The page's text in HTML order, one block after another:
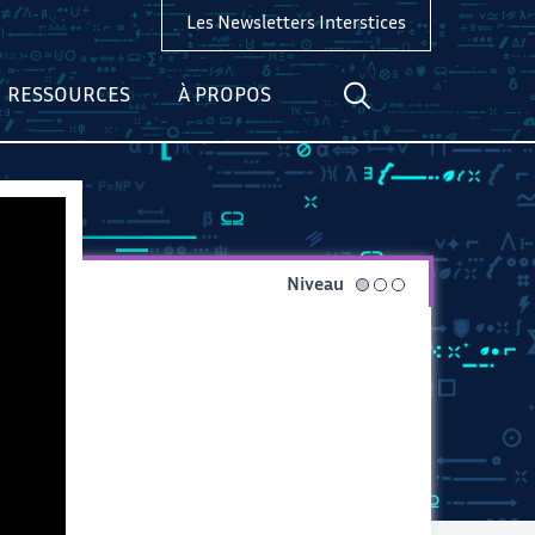
RESSOURCES À PROPOS
Les Newsletters Interstices
Niveau facile